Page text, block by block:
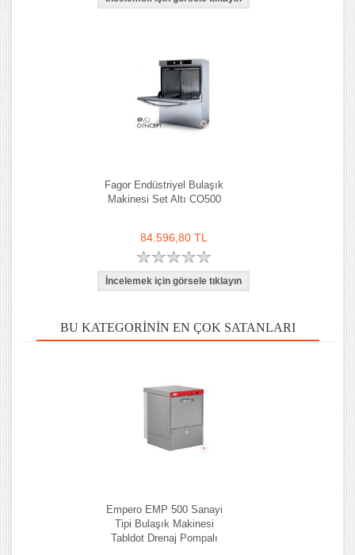
Fagor Endüstriyel Bulaşık
Makinesi Set Altı CO500
84.596,80 TL
BU KATEGORININ EN ÇOK SATANLARI
Empero EMP 500 Sanayi
Tipi Bulaşık Makinesi
Tabldot Drenaj Pompalı